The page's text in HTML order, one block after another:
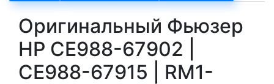
Оригинальный Фьюзер
HP CE988-67902 |
CE988-67915 | RM1-